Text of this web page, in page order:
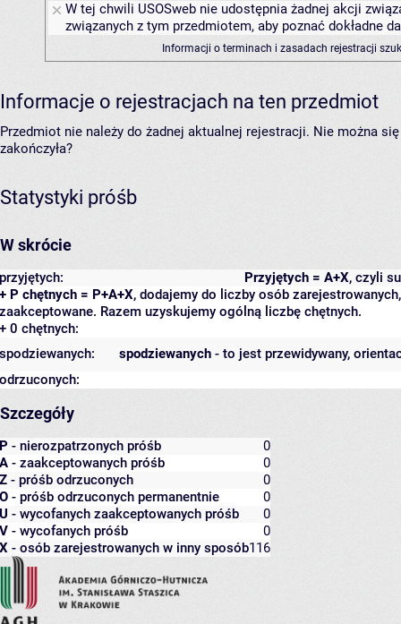
W tej chwili USOSweb nie udostępnia żadnej akcji
związanych z tym przedmiotem, aby poznać dokładne
Informacji o terminach i zasadach rejestracji
Informacje o rejestracjach na ten przedmiot
Przedmiot nie należy do żadnej aktualnej rejestracji. Nie można
zakończyła?
Statystyki próśb
W skrócie
Przyjętych = A+X, czyli
przyjętych:
+ P chętnych = P+A+X, dodajemy do liczby osób
zaakceptowane. Razem uzyskujemy ogólną liczbę chętnych.
+ 0 chętnych:
spodziewanych - to jest przewidywany,
spodziewanych:
odrzuconych:
Szczegóły
P - nierozpatrzonych próśb
0
A - zaakceptowanych próśb
0
Z - próśb odrzuconych
0
O - próśb odrzuconych permanentnie
0
U - wycofanych zaakceptowanych próśb
0
V - wycofanych próśb
0
X - osób zarejestrowanych w inny sposób116